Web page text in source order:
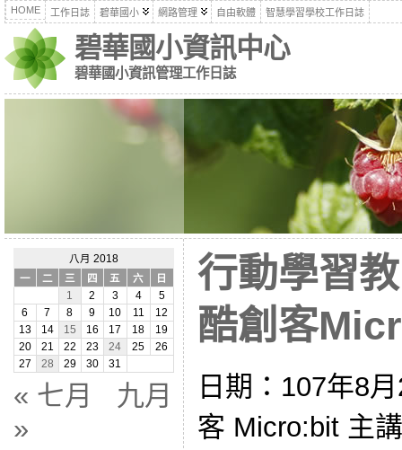
HOME 工作日誌 碧華國小 網路管理 自由軟體 智慧學習學校工作日誌
碧華國小資訊中心
碧華國小資訊管理工作日誌
八月 2018
一
二 三 四 五 六
日
1
2 3 4
5
6
7 8 9 10 11
12
13
14 15 16 17 18
19
20
21 22 23 24 25
26
27
28 29 30 31
« 七月
九月
»
行動學習
酷創客
日期：107年8
客 Micro:bit 主